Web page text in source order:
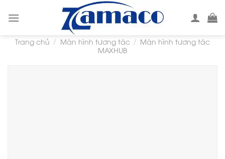
Trang chủ / Màn hình tương tác / Màn hình tương tác
MAXHUB